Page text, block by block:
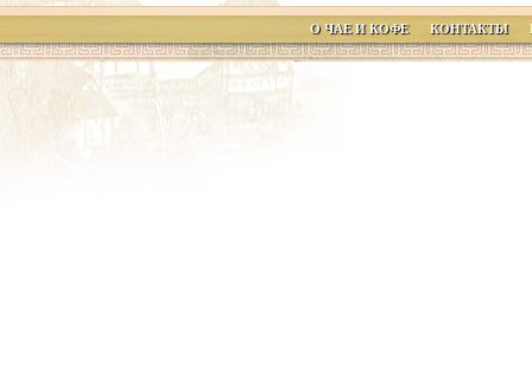
О ЧАЕ И КОФЕ КОНТАКТЫ